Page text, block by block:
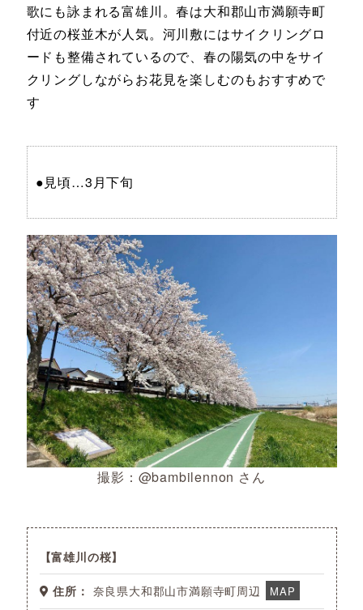
歌にも詠まれる富雄川。春は大和郡山市満願寺町
付近の桜並木が人気。河川敷にはサイクリングロ
ードも整備されているので、春の陽気の中をサイ
クリングしながらお花見を楽しむのもおすすめで
す
●見頃…3月下旬
撮影：@bambilennon さん
富雄川の桜
住所： 奈良県大和郡山市満願寺町周辺 MAP